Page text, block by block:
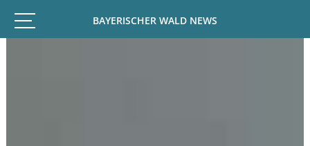
BAYERISCHER WALD NEWS